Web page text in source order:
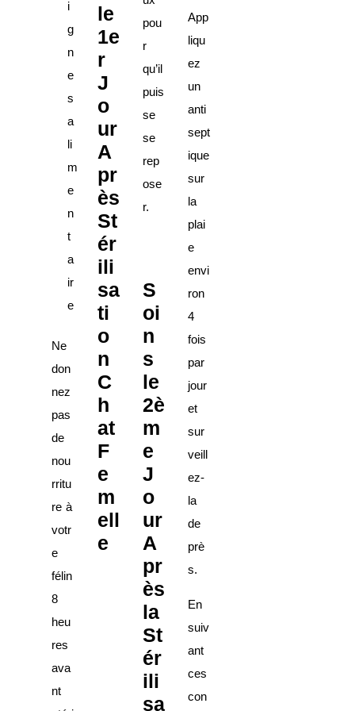
i
g
n
e
s
a
li
m
e
n
t
a
ir
e
Ne
don
nez
pas
de
nou
rritu
re à
votr
e
félin
8
heu
res
ava
nt
le
1e
r
J
o
ur
A
pr
ès
St
ér
ili
sa
ti
o
n
C
h
at
F
e
m
ell
e
pou
r
qu’il
puis
se
se
rep
ose
r.
S
oi
n
s
le
2è
m
e
J
o
ur
A
pr
ès
la
St
ér
ili
sa
App
liqu
ez
un
anti
sept
ique
sur
la
plai
e
envi
ron
4
fois
par
jour
et
sur
veill
ez-
la
de
prè
s.
En
suiv
ant
ces
con